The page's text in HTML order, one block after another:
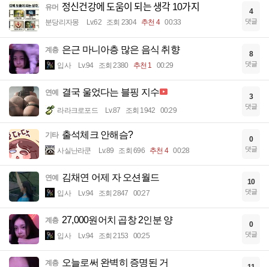
유머 정신건강에 도움이 되는 생각 10가지
분당리자몽 Lv.62 조회 2304 추천 4 00:33
4
댓글
계층 은근 마니아층 많은 음식 취향
입사 Lv.94 조회 2380 추천 1 00:29
8
댓글
연예 결국 울었다는 블핑 지수
라라크로포드 Lv.87 조회 1942 00:29
3
댓글
기타 출석체크 안해슴?
사실난라쿤 Lv.89 조회 696 추천 4 00:28
0
댓글
연예 김채연 어제 자 오션월드
입사 Lv.94 조회 2847 00:27
10
댓글
계층 27,000원어치 곱창 2인분 양
입사 Lv.94 조회 2153 00:25
0
댓글
계층 오늘로써 완벽히 증명된 거